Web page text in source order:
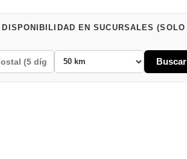
EN SUCURSALES (SOLO
Buscar